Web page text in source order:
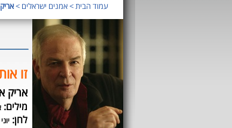
עמוד הבית>אמנים ישראלים >
זו
אריק
מילים:
לחן: